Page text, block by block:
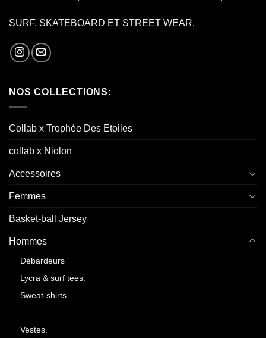
SURF, SKATEBOARD ET STREET WEAR.
NOS COLLECTIONS:
Collab x Trophée Des Etoiles
collab x Niolon
Accessoires
Femmes
Basket-ball Jersey
Hommes
Débardeurs
Lycra & surf tees.
Sweat-shirts.
Vestes.